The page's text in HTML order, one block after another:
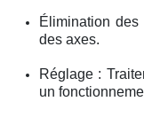
Élimination
des axes.
Réglage :
un